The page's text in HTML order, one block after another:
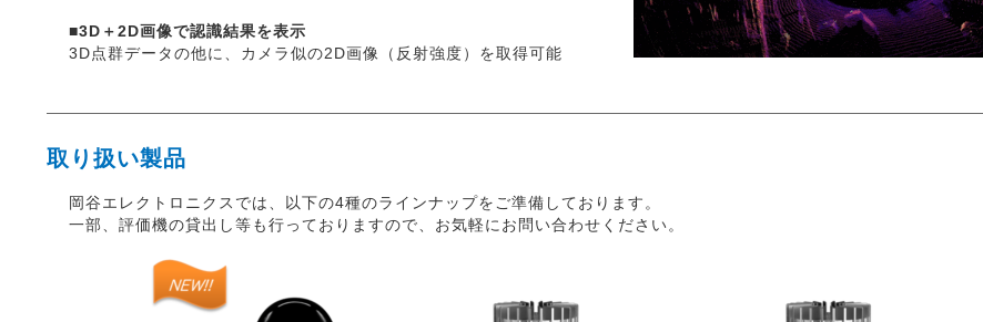
■3D＋2D画像で認識結果を表示
3D点群データの他に、カメラ似の2D画像（反射強度）を取得可能
取り扱い製品
岡谷エレクトロニクスでは、以下の4種のラインナップをご準備しております。
一部、評価機の貸出し等も行っておりますので、お気軽にお問い合わせください。